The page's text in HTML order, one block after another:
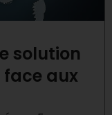
solution
face aux